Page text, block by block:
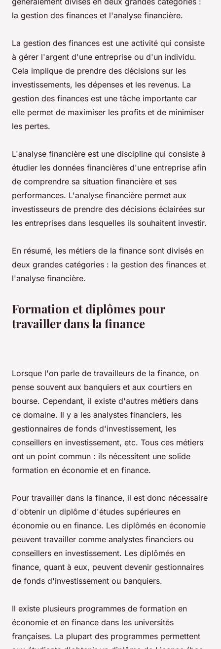
la gestion des finances et l'analyse financière.
La gestion des finances est une activité qui consiste
à gérer l'argent d'une entreprise ou d'un individu.
Cela implique de prendre des décisions sur les
investissements, les dépenses et les revenus. La
gestion des finances est une tâche importante car
elle permet de maximiser les profits et de minimiser
les pertes.
L'analyse financière est une discipline qui consiste à
étudier les données financières d'une entreprise afin
de comprendre sa situation financière et ses
performances. L'analyse financière permet aux
investisseurs de prendre des décisions éclairées sur
les entreprises dans lesquelles ils souhaitent investir.
En résumé, les métiers de la finance sont divisés en
deux grandes catégories : la gestion des finances et
l'analyse financière.
Formation et diplômes pour
travailler dans la finance
Lorsque l'on parle de travailleurs de la finance, on
pense souvent aux banquiers et aux courtiers en
bourse. Cependant, il existe d'autres métiers dans
ce domaine. Il y a les analystes financiers, les
gestionnaires de fonds d'investissement, les
conseillers en investissement, etc. Tous ces métiers
ont un point commun : ils nécessitent une solide
formation en économie et en finance.
Pour travailler dans la finance, il est donc nécessaire
d'obtenir un diplôme d'études supérieures en
économie ou en finance. Les diplômés en économie
peuvent travailler comme analystes financiers ou
conseillers en investissement. Les diplômés en
finance, quant à eux, peuvent devenir gestionnaires
de fonds d'investissement ou banquiers.
Il existe plusieurs programmes de formation en
économie et en finance dans les universités
françaises. La plupart des programmes permettent